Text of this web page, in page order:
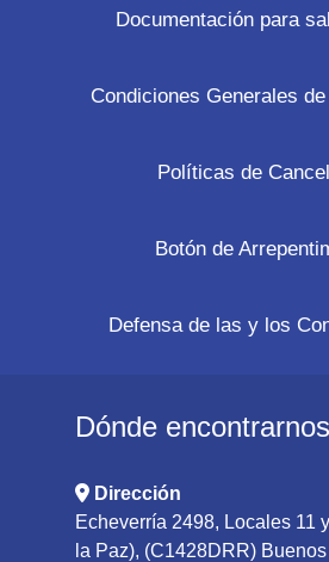
Documentación para
Condiciones Generales
Políticas de
Botón de
Defensa de las y los
Dónde encontrarnos
Dirección
Echeverría 2498, Locales 11
la Paz), (C1428DRR)